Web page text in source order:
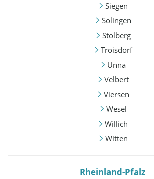
Siegen
Solingen
Stolberg
Troisdorf
Unna
Velbert
Viersen
Wesel
Willich
Witten
Rheinland-Pfalz